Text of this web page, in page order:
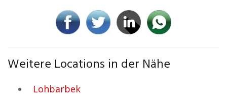
Weitere Locations in der Nähe
Lohbarbek